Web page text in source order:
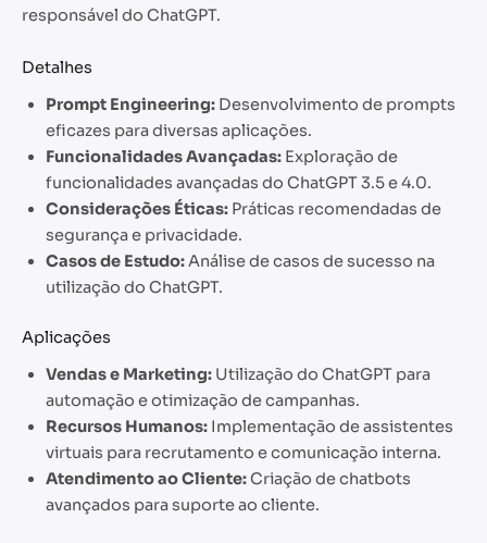
responsável do ChatGPT.
Detalhes
Prompt Engineering:Desenvolvimento de prompts
eficazes para diversas aplicações.
Funcionalidades Avançadas:Exploração de
funcionalidades avançadas do ChatGPT 3.5 e 4.0.
Considerações Éticas:Práticas recomendadas de
segurança e privacidade.
Casos de Estudo:Análise de casos de sucesso na
utilização do ChatGPT.
Aplicações
Vendas e Marketing:Utilização do ChatGPT para
automação e otimização de campanhas.
Recursos Humanos:Implementação de assistentes
virtuais para recrutamento e comunicação interna.
Atendimento ao Cliente:Criação de chatbots
avançados para suporte ao cliente.